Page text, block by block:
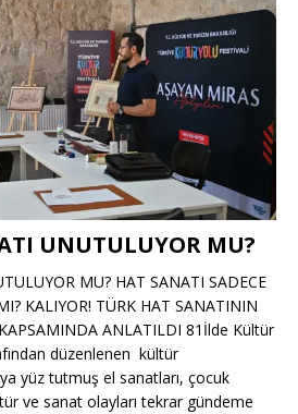
UNUTULUYOR MU?
MU? HAT SANATI SADECE
KALIYOR! TÜRK HAT SANATININ
ANLATILDI 81İlde Kültür
düzenlenen kültür
yüz tutmuş el sanatları, çocuk
ve sanat olayları tekrar gündeme